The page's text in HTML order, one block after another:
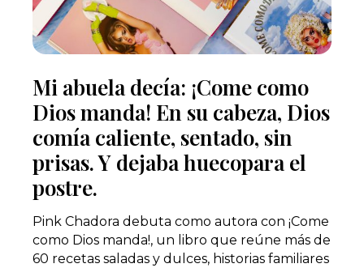
Mi abuela decía: ¡Come como
Dios manda! En su cabeza, Dios
comía caliente, sentado, sin
prisas. Y dejaba huecopara el
postre.
Pink Chadora debuta como autora con ¡Come
como Dios manda!, un libro que reúne más de
60 recetas saladas y dulces, historias familiares